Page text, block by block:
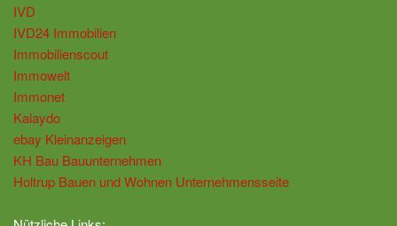
IVD
IVD24 Immobilien
Immobilienscout
Immowelt
Immonet
Kalaydo
ebay Kleinanzeigen
KH Bau Bauunternehmen
Holtrup Bauen und Wohnen Unternehmensseite